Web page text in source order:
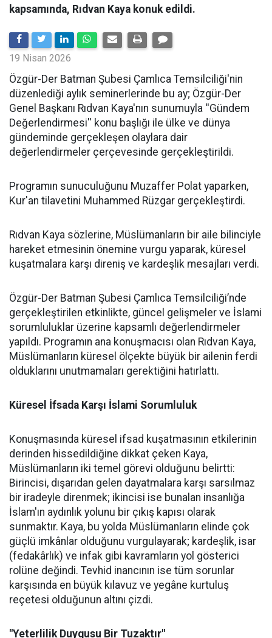
kapsamında, Rıdvan Kaya konuk edildi.
19 Nisan 2026
​Özgür-Der Batman Şubesi Çamlıca Temsilciliği'nin
düzenlediği aylık seminerlerinde bu ay; Özgür-Der
Genel Başkanı Rıdvan Kaya'nın sunumuyla ''Gündem
Değerlendirmesi'' konu başlığı ile ülke ve dünya
gündeminde gerçekleşen olaylara dair
değerlendirmeler çerçevesinde gerçekleştirildi.
Programın sunuculuğunu Muzaffer Polat yaparken,
Kur'an tilavetini Muhammed Rüzgar gerçekleştirdi.
Rıdvan Kaya sözlerine, Müslümanların bir aile bilinciyle
hareket etmesinin önemine vurgu yaparak, küresel
kuşatmalara karşı direniş ve kardeşlik mesajları verdi.
Özgür-Der Batman Şubesi Çamlıca Temsilciliği’nde
gerçekleştirilen etkinlikte, güncel gelişmeler ve İslami
sorumluluklar üzerine kapsamlı değerlendirmeler
yapıldı. Programın ana konuşmacısı olan Rıdvan Kaya,
Müslümanların küresel ölçekte büyük bir ailenin ferdi
olduklarını unutmamaları gerektiğini hatırlattı.
Küresel İfsada Karşı İslami Sorumluluk
Konuşmasında küresel ifsad kuşatmasının etkilerinin
derinden hissedildiğine dikkat çeken Kaya,
Müslümanların iki temel görevi olduğunu belirtti:
Birincisi, dışarıdan gelen dayatmalara karşı sarsılmaz
bir iradeyle direnmek; ikincisi ise bunalan insanlığa
İslam'ın aydınlık yolunu bir çıkış kapısı olarak
sunmaktır. Kaya, bu yolda Müslümanların elinde çok
güçlü imkânlar olduğunu vurgulayarak; kardeşlik, isar
(fedakârlık) ve infak gibi kavramların yol gösterici
rolüne değindi. Tevhid inancının ise tüm sorunlar
karşısında en büyük kılavuz ve yegâne kurtuluş
reçetesi olduğunun altını çizdi.
"Yeterlilik Duygusu Bir Tuzaktır"